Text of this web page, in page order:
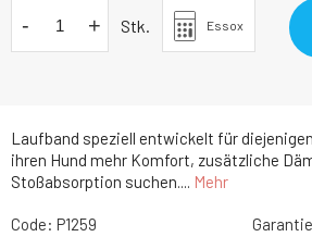
Laufband speziell entwickelt für
ihren Hund mehr Komfort, zusätzliche
Stoßabsorption suchen.... Mehr
- + Stk. Essox
Code: P1259